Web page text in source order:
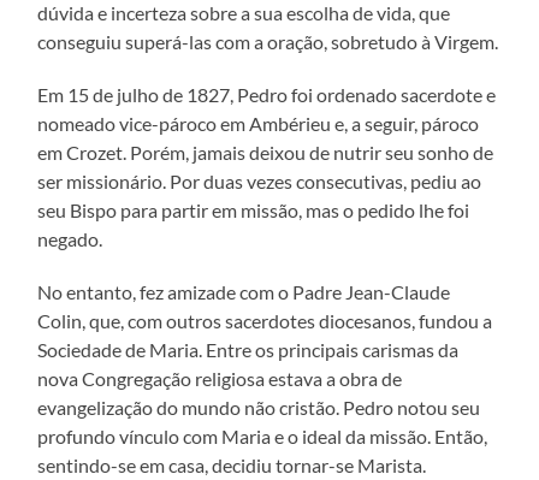
dúvida e incerteza sobre a sua escolha de vida, que
conseguiu superá-las com a oração, sobretudo à Virgem.
Em 15 de julho de 1827, Pedro foi ordenado sacerdote e
nomeado vice-pároco em Ambérieu e, a seguir, pároco
em Crozet. Porém, jamais deixou de nutrir seu sonho de
ser missionário. Por duas vezes consecutivas, pediu ao
seu Bispo para partir em missão, mas o pedido lhe foi
negado.
No entanto, fez amizade com o Padre Jean-Claude
Colin, que, com outros sacerdotes diocesanos, fundou a
Sociedade de Maria. Entre os principais carismas da
nova Congregação religiosa estava a obra de
evangelização do mundo não cristão. Pedro notou seu
profundo vínculo com Maria e o ideal da missão. Então,
sentindo-se em casa, decidiu tornar-se Marista.